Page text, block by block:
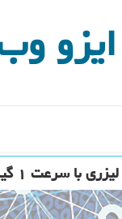
ایزو
۱ گیگابیت بر ثانیه!